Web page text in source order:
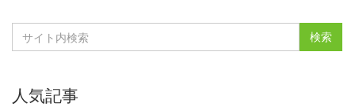
人気記事